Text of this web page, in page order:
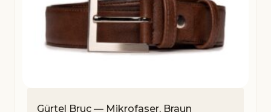
Gürtel Bruc — Mikrofaser, Braun